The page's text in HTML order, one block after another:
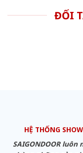
ĐỐI
HỆ THỐNG
SAIGONDOOR